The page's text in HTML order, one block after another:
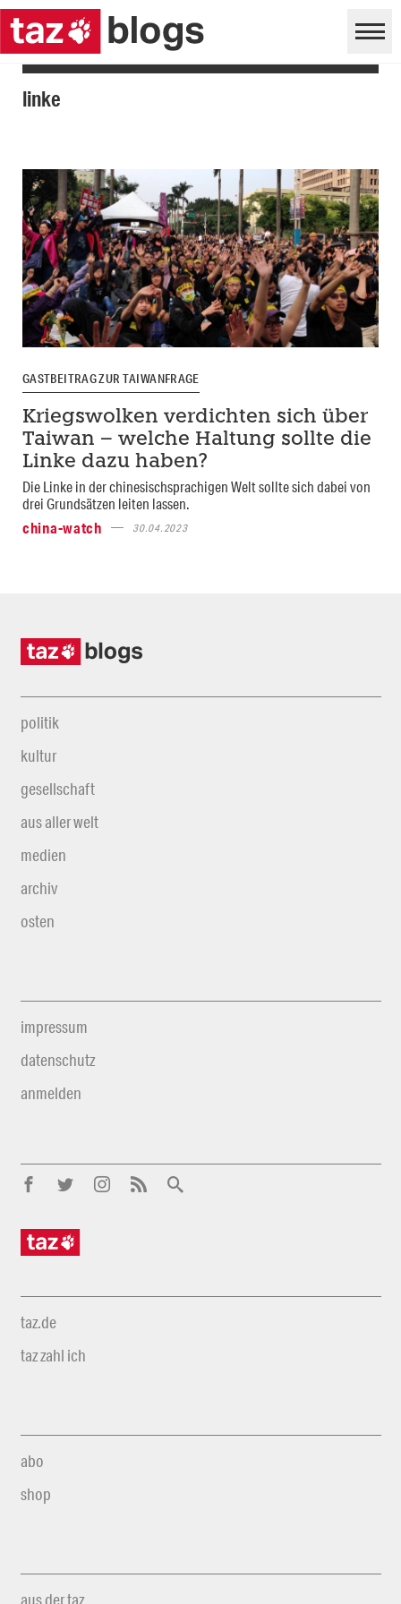
linke
GASTBEITRAG ZUR TAIWANFRAGE
Kriegswolken verdichten sich über
Taiwan – welche Haltung sollte die
Linke dazu haben?
Die Linke in der chinesischsprachigen Welt sollte sich dabei von
drei Grundsätzen leiten lassen.
china-watch
30.04.2023
politik
kultur
gesellschaft
aus aller welt
medien
archiv
osten
impressum
datenschutz
anmelden
taz.de
taz zahl ich
abo
shop
aus der taz